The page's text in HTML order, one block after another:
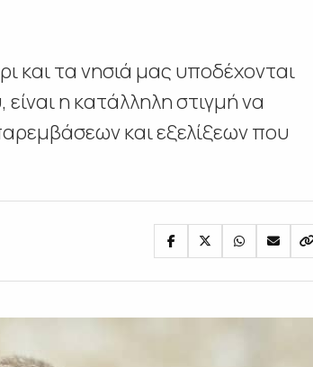
και τα νησιά μας υποδέχονται
η κατάλληλη στιγμή να
και εξελίξεων που